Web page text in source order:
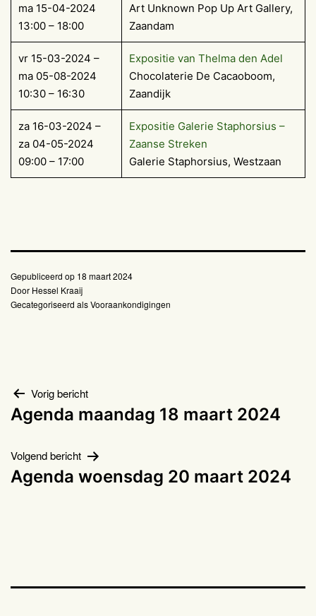
ma 15-04-2024
13:00 – 18:00
Art Unknown Pop Up Art Gallery,
Zaandam
vr 15-03-2024 –
ma 05-08-2024
10:30 – 16:30
Expositie van Thelma den Adel
Chocolaterie De Cacaoboom,
Zaandijk
za 16-03-2024 –
za 04-05-2024
09:00 – 17:00
Expositie Galerie Staphorsius –
Zaanse Streken
Galerie Staphorsius, Westzaan
Gepubliceerd op 18 maart 2024
Door Hessel Kraaij
Gecategoriseerd alsVooraankondigingen
Bericht
navigatie
Vorig bericht
Agenda maandag 18 maart 2024
Volgend bericht
Agenda woensdag 20 maart 2024